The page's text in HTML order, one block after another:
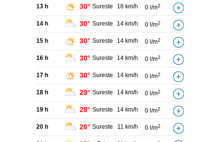
13 h 30° Sureste 18 km/h 0 l/m2
14 h 30° Sureste 14 km/h 0 l/m2
15 h 30° Sureste 14 km/h 0 l/m2
16 h 30° Sureste 14 km/h 0 l/m2
17 h 30° Sureste 14 km/h 0 l/m2
18 h 29° Sureste 14 km/h 0 l/m2
19 h 28° Sureste 14 km/h 0 l/m2
20 h 26° Sureste 11 km/h 0 l/m2